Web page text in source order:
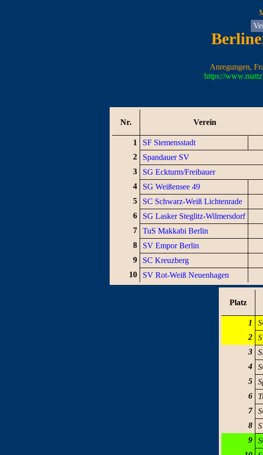
Anregungen,
https://
Nr. Verein
1 SF Siemensstadt
2
Spandauer SV
3
SG Eckturm/Freibauer
4
SG Weißensee 49
5
SC Schwarz-Weiß Lichtenrade
6
SG Lasker Steglitz-Wilmersdorf
7
TuS Makkabi Berlin
8
SV Empor Berlin
9
SC Kreuzberg
10
SV Rot-Weiß Neuenhagen
Platz
1
2
3
4
5
6
7
8
9